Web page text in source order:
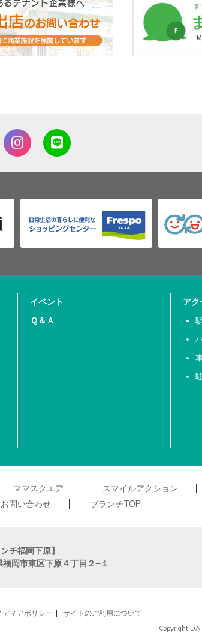
イベント
Ｑ＆Ａ
アク
ママスクエア スマイルアクション
お問い合わせ ブランチTOP
ンチ福岡下原】
福岡市東区下原４丁目２−１
ディアポリシー
サイトのご利用について
Copyright